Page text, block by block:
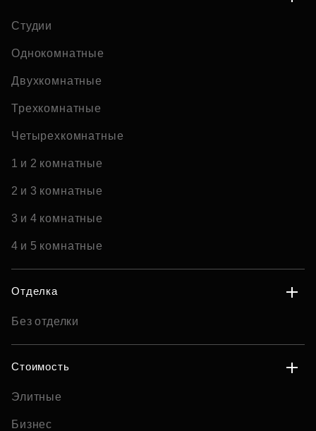
Студии
Однокомнатные
Двухкомнатные
Трехкомнатные
Четырехкомнатные
1 и 2 комнатные
2 и 3 комнатные
3 и 4 комнатные
4 и 5 комнатные
Отделка
Без отделки
Стоимость
Элитные
Бизнес